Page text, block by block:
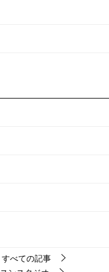
すべての記事